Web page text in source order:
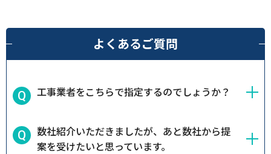
よくあるご質問
工事業者をこちらで指定するのでしょうか？
数社紹介いただきましたが、あと数社から提
案を受けたいと思っています。